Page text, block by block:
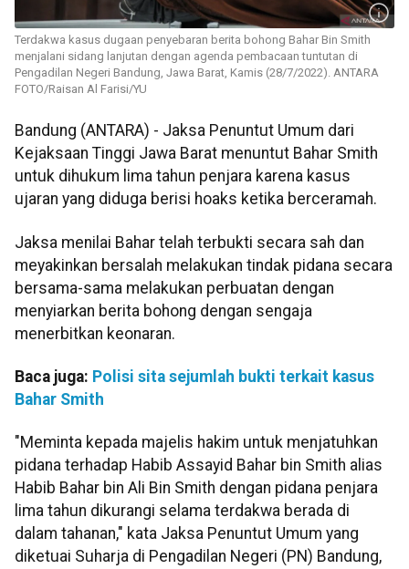
Terdakwa kasus dugaan penyebaran berita bohong Bahar Bin Smith
menjalani sidang lanjutan dengan agenda pembacaan tuntutan di
Pengadilan Negeri Bandung, Jawa Barat, Kamis (28/7/2022). ANTARA
FOTO/Raisan Al Farisi/YU
Bandung (ANTARA) - Jaksa Penuntut Umum dari
Kejaksaan Tinggi Jawa Barat menuntut Bahar Smith
untuk dihukum lima tahun penjara karena kasus
ujaran yang diduga berisi hoaks ketika berceramah.
Jaksa menilai Bahar telah terbukti secara sah dan
meyakinkan bersalah melakukan tindak pidana secara
bersama-sama melakukan perbuatan dengan
menyiarkan berita bohong dengan sengaja
menerbitkan keonaran.
Baca juga: Polisi sita sejumlah bukti terkait kasus
Bahar Smith
"Meminta kepada majelis hakim untuk menjatuhkan
pidana terhadap Habib Assayid Bahar bin Smith alias
Habib Bahar bin Ali Bin Smith dengan pidana penjara
lima tahun dikurangi selama terdakwa berada di
dalam tahanan," kata Jaksa Penuntut Umum yang
diketuai Suharja di Pengadilan Negeri (PN) Bandung,